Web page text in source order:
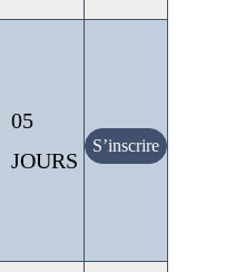
05
JOURS
S’inscrire